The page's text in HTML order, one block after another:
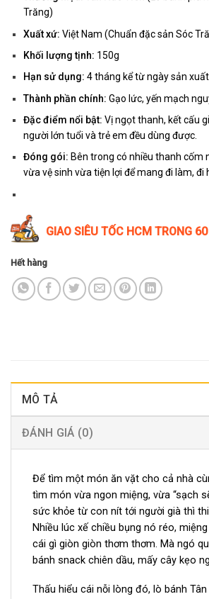
Trăng)
Xuất xứ: Việt Nam (Chuẩn đặc sản Sóc
Khối lượng tịnh: 150g
Hạn sử dụng: 4 tháng kể từ ngày sản
Thành phần chính: Gạo lức, yến mạch
Đặc điểm nổi bật:Vị ngọt thanh, kết cấu
người lớn tuổi và trẻ em đều dùng được.
Đóng gói: Bên trong có nhiều thanh cốm
vừa vệ sinh vừa tiện lợi để mang đi làm, đi
GIAO SIÊU TỐC HCM TRONG
Hết hàng
MÔ TẢ
ĐÁNH GIÁ (0)
Để tìm một món ăn vặt cho cả nhà
tìm món vừa ngon miệng, vừa “sạch
sức khỏe từ con nít tới người già thì
Nhiều lúc xế chiều bụng nó réo,
cái gì giòn giòn thơm thơm. Mà ngó
bánh snack chiên dầu, mấy cây kẹo
Thấu hiểu cái nỗi lòng đó, lò bánh Tân